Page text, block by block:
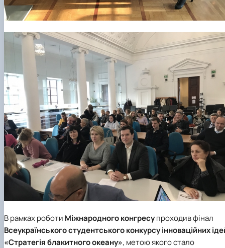
В рамках роботи Міжнародного конгресупроходив фінал
Всеукраїнського студентського конкурсу інноваційних
«Стратегія блакитного океану», метою якого стало